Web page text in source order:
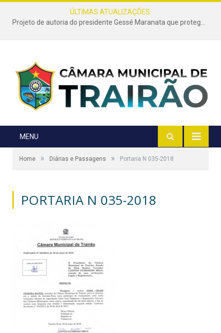
ÚLTIMAS ATUALIZAÇÕES:
Projeto de autoria do presidente Gessé Maranata que protege as estradas vicinais de Trairão é transformado em lei
MENU
Home » Diárias e Passagens » Portaria N 035-2018
PORTARIA N 035-2018